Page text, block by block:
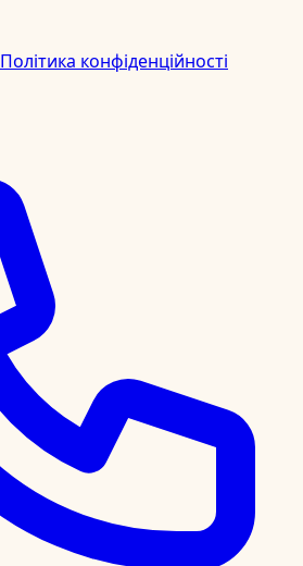
Політика конфіденційності